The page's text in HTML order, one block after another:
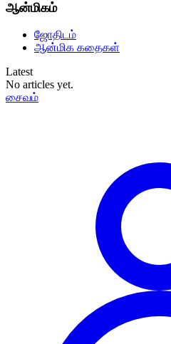
ஆன்மிகம்
ஜோதிடம்
ஆன்மிக கதைகள்
Latest
No articles yet.
சைவம்